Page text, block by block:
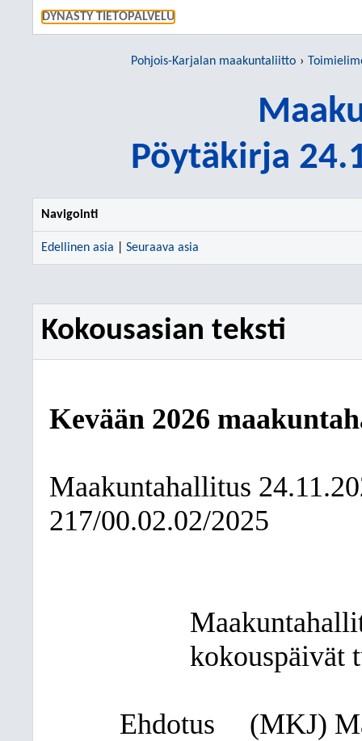
DYNASTY TIETOPALVELU
Pohjois-Karjalan maakuntaliitto
Pöytäkirja
Navigointi
Edellinen asia Seuraava asia
Kokousasian teksti
Kevään 2026
Maakuntahallitus
217/00.02.02/2025
kokouspäivät
Ehdotus (MKJ)